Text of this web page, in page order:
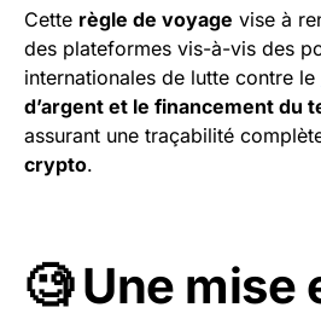
Cette règle de voyage vise à
des plateformes vis-à-vis des
internationales de lutte contre le
d’argent et le financement du
assurant une traçabilité
crypto.
🧐 Une mise